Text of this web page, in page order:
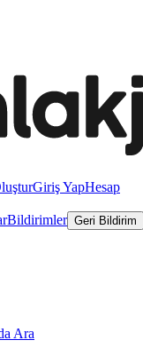
Giriş YapHesap
Bildirimler Geri Bildirim
Ara